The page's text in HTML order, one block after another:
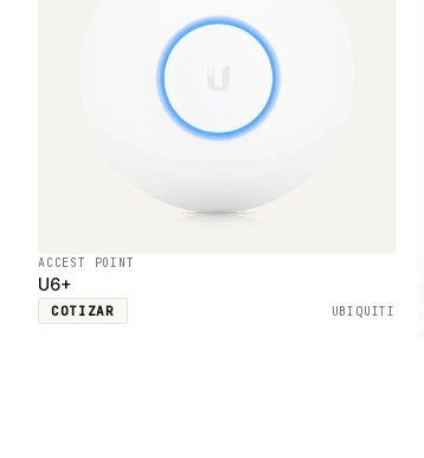
ACCEST POINT
U6+
COTIZAR UBIQUITI